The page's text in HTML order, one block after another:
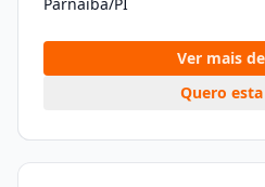
Ver mais
Quero